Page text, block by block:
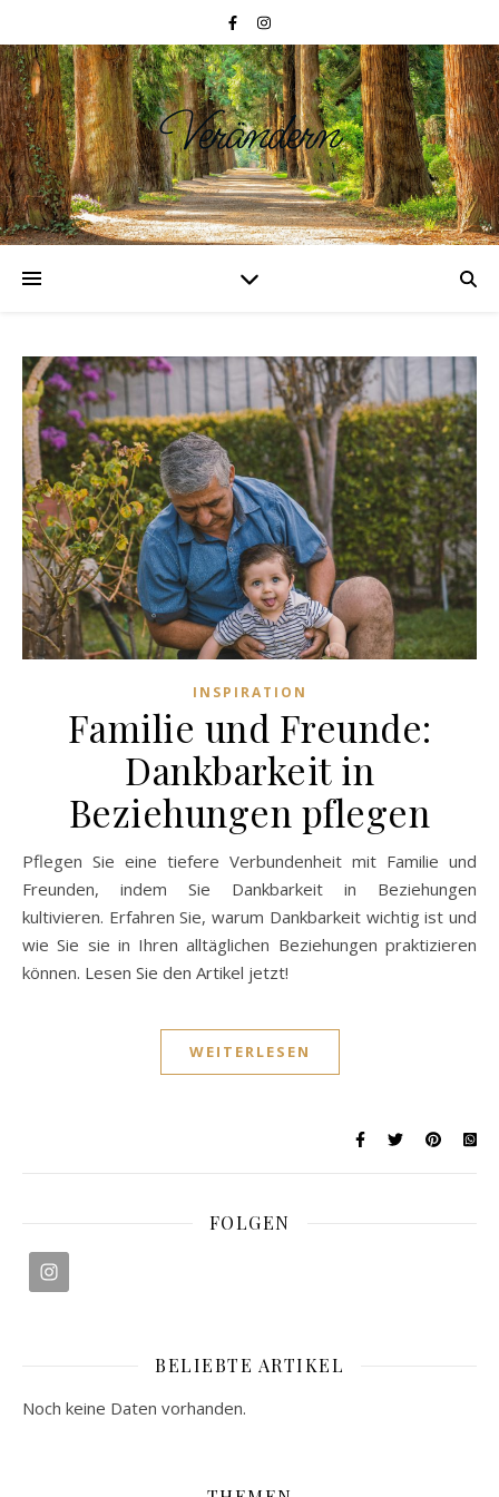
Verändern
INSPIRATION
Familie und Freunde:
Dankbarkeit in
Beziehungen pflegen
Pflegen Sie eine tiefere Verbundenheit mit Familie und
Freunden, indem Sie Dankbarkeit in Beziehungen
kultivieren. Erfahren Sie, warum Dankbarkeit wichtig ist und
wie Sie sie in Ihren alltäglichen Beziehungen praktizieren
können. Lesen Sie den Artikel jetzt!
WEITERLESEN
FOLGEN
BELIEBTE ARTIKEL
Noch keine Daten vorhanden.